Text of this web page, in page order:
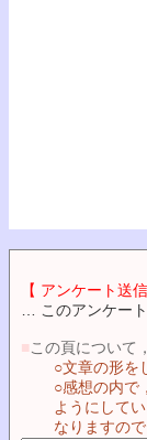
【 アンケート送信
… このアンケー
■この頁について
○文章の形を
○感想の内で
ようにして
なりますの